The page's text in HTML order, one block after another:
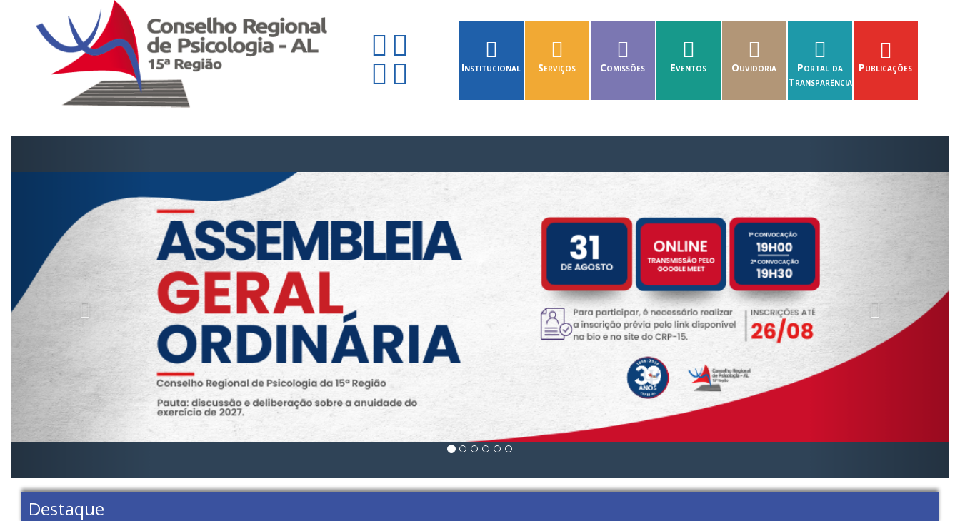
Institucional Serviços Comissões Eventos Ouvidoria
Portal da
Transparência
Publicações
Destaque